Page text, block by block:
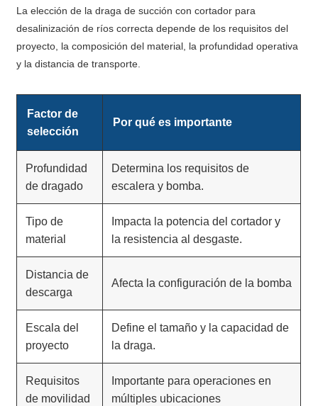
La elección de la draga de succión con cortador para
desalinización de ríos correcta depende de los requisitos del
proyecto, la composición del material, la profundidad operativa
y la distancia de transporte.
Factor de
selección
Por qué es importante
Profundidad
de dragado
Determina los requisitos de
escalera y bomba.
Tipo de
material
Impacta la potencia del cortador y
la resistencia al desgaste.
Distancia de
descarga
Afecta la configuración de la bomba
Escala del
proyecto
Define el tamaño y la capacidad de
la draga.
Requisitos
de movilidad
Importante para operaciones en
múltiples ubicaciones